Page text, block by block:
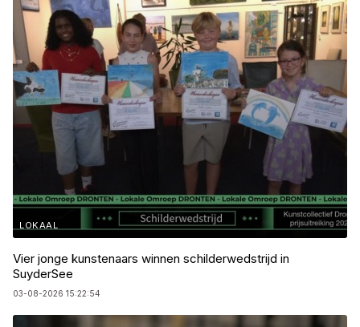
LOKAAL
Vier jonge kunstenaars winnen schilderwedstrijd in
SuyderSee
03-08-2026 15:22:54